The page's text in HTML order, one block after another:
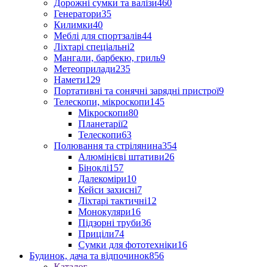
Дорожні сумки та валізи460
Генератори35
Килимки40
Меблі для спортзалів44
Ліхтарі спеціальні2
Мангали, барбекю, гриль9
Метеоприлади235
Намети129
Портативні та сонячні зарядні пристрої9
Телескопи, мікроскопи145
Мікроскопи80
Планетарії2
Телескопи63
Полювання та стрілянина354
Алюмінієві штативи26
Біноклі157
Далекоміри10
Кейси захисні7
Ліхтарі тактичні12
Монокуляри16
Підзорні труби36
Приціли74
Сумки для фототехніки16
Будинок, дача та відпочинок856